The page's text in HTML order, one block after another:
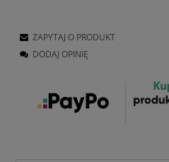
ZAPYTAJ O PRODUKT
DODAJ OPINIĘ